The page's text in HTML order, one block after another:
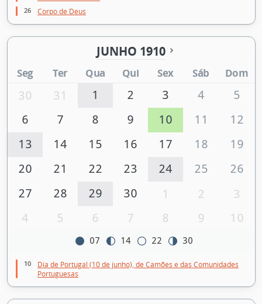
26 Corpo de Deus
JUNHO 1910
Seg Ter Qua Qui Sex Sáb Dom
30 31 1 2 3 4
5
6
7 8 9 10 11
12
13
14 15 16 17 18
19
20
21 22 23 24 25
26
27
28 29 30 1 2
3
4
5 6 7 8 9 10
07 14 22 30
10
Dia de Portugal (10 de junho), de Camões e das Comunidades
Portuguesas